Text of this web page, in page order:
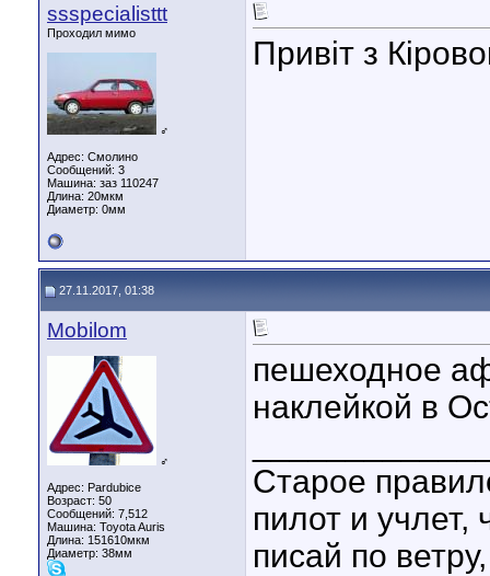
ssspecialisttt
Проходил мимо
♂
Адрес: Смолино
Сообщений: 3
Машина: заз 110247
Длина: 20мкм
Диаметр: 0мм
Привіт з
27.11.2017, 01:38
Mobilom
♂
Адрес: Pardubice
Возраст: 50
Сообщений: 7,512
Машина: Toyota Auris
Длина: 151610мкм
Диаметр: 38мм
пешеходное
наклейкой в
Старое
пилот и учлет,
писай по